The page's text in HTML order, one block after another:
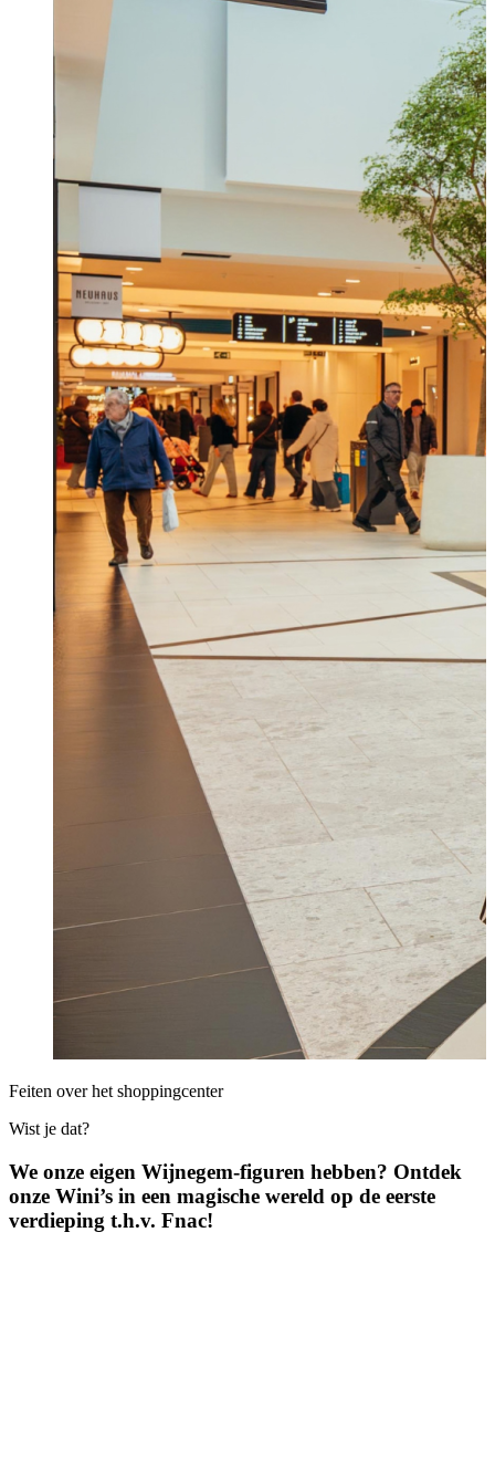
Feiten over het shoppingcenter
Wist je dat?
We onze eigen Wijnegem-figuren hebben? Ontdek
onze Wini’s in een magische wereld op de eerste
verdieping t.h.v. Fnac!